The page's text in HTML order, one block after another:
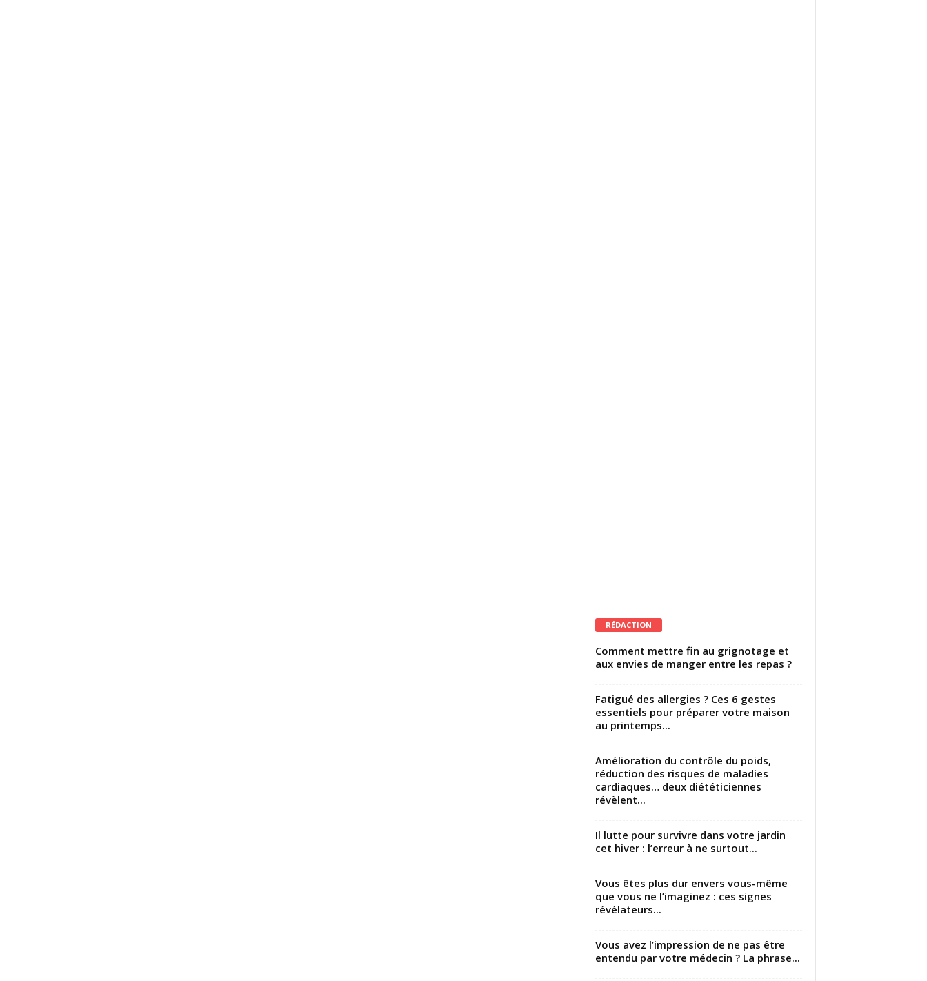
RÉDACTION
Comment mettre fin au grignotage et
aux envies de manger entre les repas ?
Fatigué des allergies ? Ces 6 gestes
essentiels pour préparer votre maison
au printemps...
Amélioration du contrôle du poids,
réduction des risques de maladies
cardiaques… deux diététiciennes
révèlent...
Il lutte pour survivre dans votre jardin
cet hiver : l’erreur à ne surtout...
Vous êtes plus dur envers vous-même
que vous ne l’imaginez : ces signes
révélateurs...
Vous avez l’impression de ne pas être
entendu par votre médecin ? La phrase...